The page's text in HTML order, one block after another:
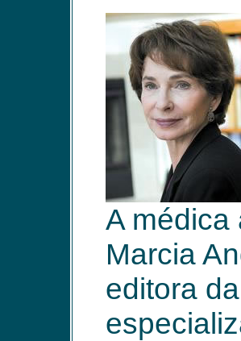
A médica
Marcia
editora